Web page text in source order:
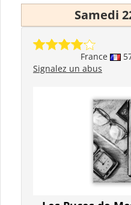
Samedi
France
Signalez un abus